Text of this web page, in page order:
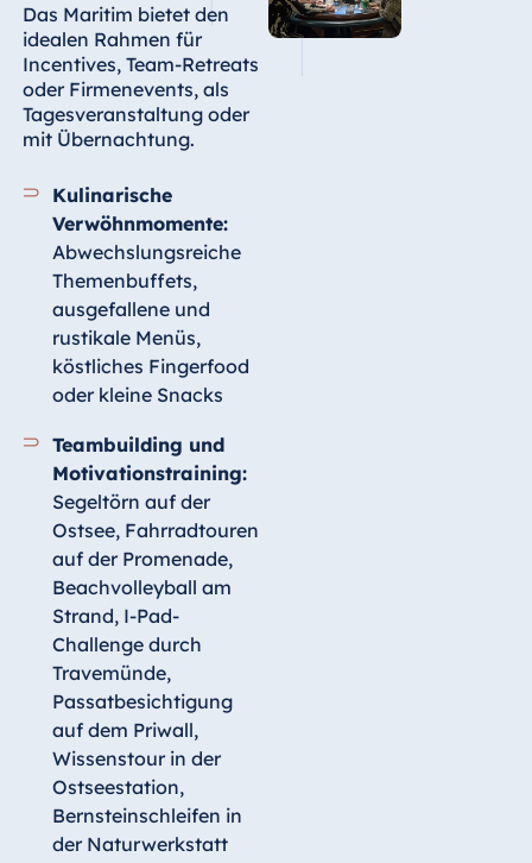
Das Maritim bietet den
idealen Rahmen für
Incentives, Team-Retreats
oder Firmenevents, als
Tagesveranstaltung oder
mit Übernachtung.
Kulinarische
Verwöhnmomente:
Abwechslungsreiche
Themenbuffets,
ausgefallene und
rustikale Menüs,
köstliches Fingerfood
oder kleine Snacks
Teambuilding und
Motivationstraining:
Segeltörn auf der
Ostsee, Fahrradtouren
auf der Promenade,
Beachvolleyball am
Strand, I-Pad-
Challenge durch
Travemünde,
Passatbesichtigung
auf dem Priwall,
Wissenstour in der
Ostseestation,
Bernsteinschleifen in
der Naturwerkstatt